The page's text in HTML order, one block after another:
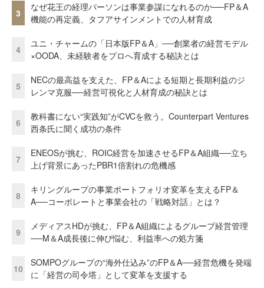
3
なぜ花王の経理パーソンは事業参謀になれるのか──FP＆A
機能の再定義、タフアサインメントでの人材育成
4
ユニ・チャームの「日本版FP＆A」──創業者の経営モデル
×OODA、未経験者をプロへ育成する秘訣とは
5
NECの最高益を支えた、FP＆Aによる短期と長期利益のジ
レンマ克服──経営可視化と人材育成の秘訣とは
6
教科書にない“実践知”がCVCを救う。Counterpart Ventures
西条氏に聞く成功の条件
7
ENEOSが挑む、ROIC経営を加速させるFP＆A組織──立ち
上げ背景にあったPBR1倍割れの危機感
8
キリングループの事業ポートフォリオ変革を支えるFP＆
A──コーポレートと事業会社の「戦略対話」とは？
9
メディアスHDが挑む、FP＆A組織によるグループ経営管理
──M＆A成長後に伸び悩む、利益率への処方箋
10
SOMPOグループの“海外仕込み”のFP＆A──経営危機を発端
に「経営の司令塔」として変革を支援する